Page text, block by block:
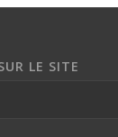
LE SITE